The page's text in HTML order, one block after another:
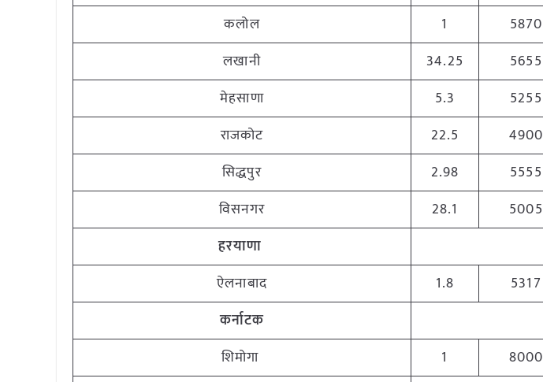
कलोल
1 5870
लखानी
34.25 5655
मेहसाणा
5.3 5255
राजकोट
22.5 4900
सिद्धपुर
2.98 5555
विसनगर
28.1 5005
हरयाणा
ऐलनाबाद
1.8 5317
कर्नाटक
शिमोगा
1 8000